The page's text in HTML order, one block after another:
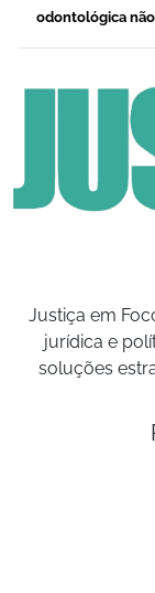
odontológica
Justiça em
jurídica e
soluções